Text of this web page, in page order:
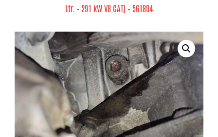
Ltr. – 291 kW V8 CAT] – 561894